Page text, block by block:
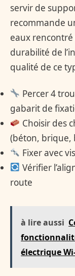
servir de
recommande
eaux
durabilité de
qualité de ce
Percer 4
gabarit de
Choisir des
(béton, brique,
Fixer avec
Vérifier
route
à lire aussi
électrique